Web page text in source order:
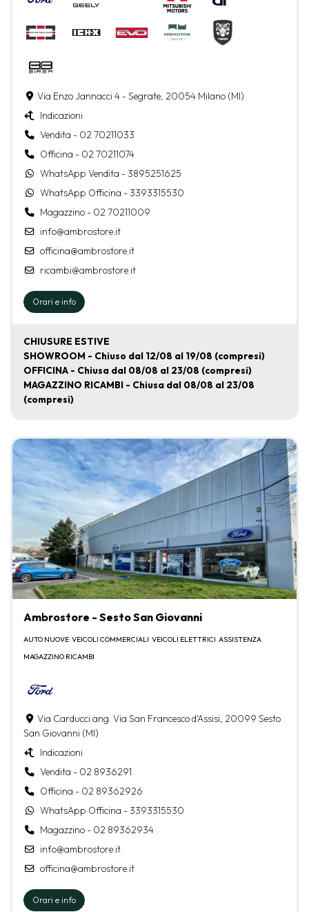
Via Enzo Jannacci 4 - Segrate, 20054 Milano (MI)
Indicazioni
Vendita - 02 70211033
Officina - 02 70211074
WhatsApp Vendita - 3895251625
WhatsApp Officina - 3393315530
Magazzino - 02 70211009
info@ambrostore.it
officina@ambrostore.it
ricambi@ambrostore.it
Orari e info
CHIUSURE ESTIVE
SHOWROOM - Chiuso dal 12/08 al 19/08 (compresi)
OFFICINA - Chiusa dal 08/08 al 23/08 (compresi)
MAGAZZINO RICAMBI - Chiusa dal 08/08 al 23/08
(compresi)
Ambrostore - Sesto San Giovanni
AUTO NUOVE VEICOLI COMMERCIALI VEICOLI ELETTRICI ASSISTENZA
MAGAZZINO RICAMBI
Via Carducci ang. Via San Francesco d'Assisi, 20099 Sesto
San Giovanni (MI)
Indicazioni
Vendita - 02 8936291
Officina - 02 89362926
WhatsApp Officina - 3393315530
Magazzino - 02 89362934
info@ambrostore.it
officina@ambrostore.it
Orari e info